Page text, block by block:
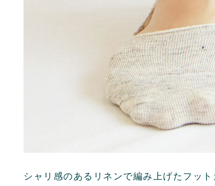
シャリ感のあるリネンで編み上げたフッ